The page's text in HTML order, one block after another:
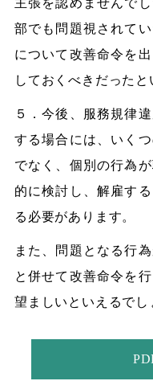
主張を認めませんで
部でも問題視されて
について改善命令を
しておくべきだったと
５．今後、服務規律
する場合には、いく
でなく、個別の行為
的に検討し、解雇す
る必要があります。
また、問題となる行
と併せて改善命令を
望ましいといえるでし